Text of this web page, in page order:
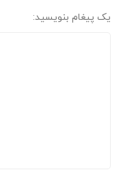
یک پیغام بنویسید: